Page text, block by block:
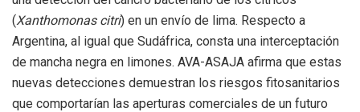
(Xanthomonas citri) en un envío de lima. Respecto a
Argentina, al igual que Sudáfrica, consta una interceptación
de mancha negra en limones. AVA-ASAJA afirma que estas
nuevas detecciones demuestran los riesgos fitosanitarios
que comportarían las aperturas comerciales de un futuro